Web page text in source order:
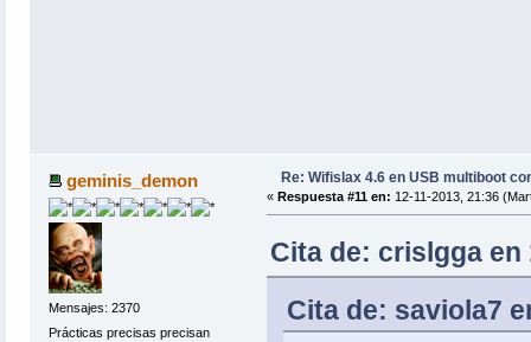
geminis_demon
Mensajes: 2370
Prácticas precisas precisan
Re: Wifislax 4.6 en USB multiboot
« Respuesta #11 en: 12-11-2013, 21:36
Cita de: crislgga en
Cita de: saviola7